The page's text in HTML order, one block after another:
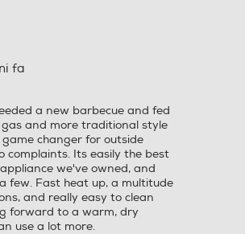
fa
a new barbecue and fed
and more traditional style
changer for outside
complaints. Its easily the best
we've owned, and
few. Fast heat up, a multitude
and really easy to clean
forward to a warm, dry
use a lot more.